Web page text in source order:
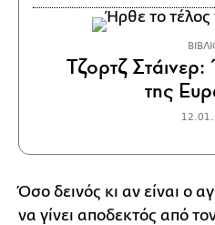
Τζορτζ
της
Όσο δεινός κι αν είναι ο
να γίνει αποδεκτός από